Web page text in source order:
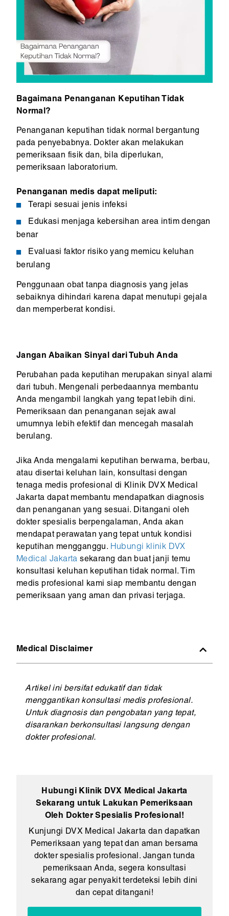
Bagaimana Penanganan Keputihan Tidak
Normal?
Penanganan keputihan tidak normal bergantung
pada penyebabnya. Dokter akan melakukan
pemeriksaan fisik dan, bila diperlukan,
pemeriksaan laboratorium.
Penanganan medis dapat meliputi:
Terapi sesuai jenis infeksi
Edukasi menjaga kebersihan area intim dengan
benar
Evaluasi faktor risiko yang memicu keluhan
berulang
Penggunaan obat tanpa diagnosis yang jelas
sebaiknya dihindari karena dapat menutupi gejala
dan memperberat kondisi.
Jangan Abaikan Sinyal dari Tubuh Anda
Perubahan pada keputihan merupakan sinyal alami
dari tubuh. Mengenali perbedaannya membantu
Anda mengambil langkah yang tepat lebih dini.
Pemeriksaan dan penanganan sejak awal
umumnya lebih efektif dan mencegah masalah
berulang.
Jika Anda mengalami keputihan berwarna, berbau,
atau disertai keluhan lain, konsultasi dengan
tenaga medis profesional di Klinik DVX Medical
Jakarta dapat membantu mendapatkan diagnosis
dan penanganan yang sesuai. Ditangani oleh
dokter spesialis berpengalaman, Anda akan
mendapat perawatan yang tepat untuk kondisi
keputihan mengganggu. Hubungi klinik DVX
Medical Jakarta sekarang dan buat janji temu
konsultasi keluhan keputihan tidak normal. Tim
medis profesional kami siap membantu dengan
pemeriksaan yang aman dan privasi terjaga.
Medical Disclaimer
Artikel ini bersifat edukatif dan tidak
menggantikan konsultasi medis profesional.
Untuk diagnosis dan pengobatan yang tepat,
disarankan berkonsultasi langsung dengan
dokter profesional.
Hubungi Klinik DVX Medical Jakarta
Sekarang untuk Lakukan Pemeriksaan
Oleh Dokter Spesialis Profesional!
Kunjungi DVX Medical Jakarta dan dapatkan
Pemeriksaan yang tepat dan aman bersama
dokter spesialis profesional. Jangan tunda
pemeriksaan Anda, segera konsultasi
sekarang agar penyakit terdeteksi lebih dini
dan cepat ditangani!